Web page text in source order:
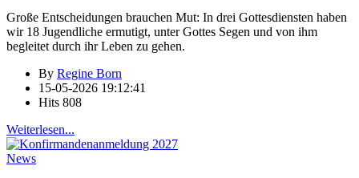
Große Entscheidungen brauchen Mut: In drei Gottesdiensten haben
wir 18 Jugendliche ermutigt, unter Gottes Segen und von ihm
begleitet durch ihr Leben zu gehen.
By Regine Born
15-05-2026 19:12:41
Hits 808
Weiterlesen...
News